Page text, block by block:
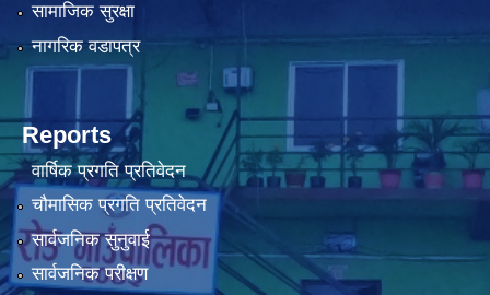
सामाजिक सुरक्षा
नागरिक वडापत्र
Reports
वार्षिक प्रगति प्रतिवेदन
चौमासिक प्रगति प्रतिवेदन
सार्वजनिक सुनुवाई
सार्वजनिक परीक्षण